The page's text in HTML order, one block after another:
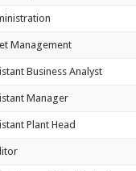
Management
Business Analyst
Manager
Plant Head